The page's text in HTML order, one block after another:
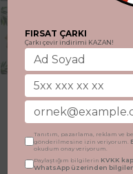
FIRSAT ÇARKI
Çarkı çevir indirimi KAZAN!
Tanıtım, pazarlama, reklam ve
gönderilmesine izin veriyorum.
okudum onay veriyorum.
Paylaştığım bilgilerin KVKK
WhatsApp üzerinden